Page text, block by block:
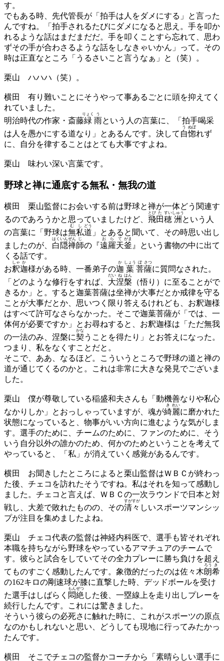
す。
でもある時、先代管長が「拍手は人をダメにする」と言った
んですね。「拍手されるたびにダメになると思え。手を叩か
れるような話はまだまだだ。手を叩くことすら忘れて、思わ
ずその手が合わさるような話をしなきゃいかん」って。その
時は正直なところ「うるさいこと言うなぁ」と（笑）。
栗山 ハハハ（笑）。
横田
有り難いことにそうやって事あるごとに頭を抑えてく
れていました。
明治時代の作家・斎藤緑
りょく
雨
う
という人の言葉に、「拍手喝采
は人を愚かにする道なり」とあるんです。決して 自
う
惚
ぬぼ
れず
に、自分を律することはとても大事ですよね。
栗山 味わい深い言葉です。
野球と禅に通底する無私・無我の道
横田
栗山監督にお会いする前は野球と禅が一体どう関連す
るのであろうかと思っていましたけど、 飛
とび
田
た
穂
すい
洲
しゅう
という人
の言葉に「野球は無
む
私
し
道
どう
」とあると聞いて、その時思い出し
ましたのが、 白
はく
隠
いん
禅
ぜん
師
じ
の『遠
お
羅
ら
天
て
釜
がま
』という書物の中に出て
くる話です。
お釈
しゃ
迦
か
様がある時、一番弟子の迦
か
葉
しょう
菩
ぼ
薩
さつ
に質問なされた。
「どのような修行をすれば、 大
だい
涅
ね
槃
はん
（悟り）に至ることがで
きるか」と。すると迦葉菩薩は坐禅が大事だとか戒律を守る
ことが大事だとか、思いつく限り答えるけれども、お釈迦様
はすべて許可なさらなかった。そこで迦葉菩薩が「では、一
体何が必要ですか」とお尋ねすると、お釈迦様は「ただ無我
の一法のみ、涅槃に契
かな
うことを得たり」とお答えになった。
つまり、私をなくすことだと。
そこで、ああ、なるほど。こういうところで野球の道と禅の
道が通じてくるのかと。これは非常に大きな発見でございま
した。
栗山 僕が尊敬している稲盛和夫さんも「動機善なりや私心
なかりしか」とおっしゃっていますが、魂が綺
き
麗
れい
に磨かれた
状態になっていると、物事がいい方向に進むような気がしま
す。選手のために、チームのために、ファンのために、そう
いう自分以外の誰かのため、何かのためということを考えて
やっていると、「私」が消えていく感覚があるんです。
横田
お聞きしたところによると栗山監督はＷＢＣが終わっ
た後、チェコを訪れたそうですね。私はそれを知って感動し
ました。チェコと言えば、ＷＢＣの一次ラウンドで日本と対
戦し、大差で敗れたものの、その清
すが
々
すが
しいスポーツマンシッ
プが注目を集めましたよね。
栗山 チェコ代表の監督は神経内科医で、選手も皆それぞれ
本職を持ちながら野球をやっているアマチュアのチームで
す。彼らと試合をしていてその全力プレーに勝ち負けを超え
てものすごく感動したんです。象徴的だったのは佐々木朗
ろう
希
き
の162キロの剛速球が膝に直撃した時、デッドボールを受け
た選手はしばらく 悶
もん
絶
ぜつ
した後、一塁線上を走り出しプレーを
続行したんです。これには驚きました。
そういう彼らの必死さに触れた時に、これがスポーツの原点
なのかもしれないと思い、どうしても現地に行ってみたかっ
たんです。
横田 そこでチェコの監督かコーチから「素晴らしい選手に